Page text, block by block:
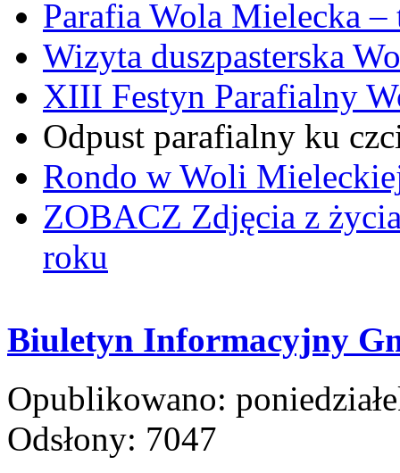
Parafia Wola Mielecka
Wizyta duszpasterska
XIII Festyn Parafialny
Odpust parafialny ku
Rondo w Woli
ZOBACZ Zdjęcia z
roku
Biuletyn Informacyjny
Opublikowano:
Odsłony: 7047